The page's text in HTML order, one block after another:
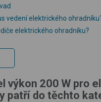
vedení elektrického
elektrického ohradníku?
výkon 200 W pro
patří do těchto